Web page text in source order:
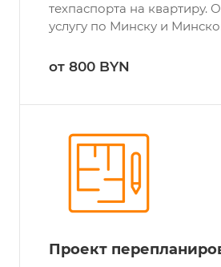
техпаспорта на квартиру.
услугу по Минску и
от 800 BYN
Проект